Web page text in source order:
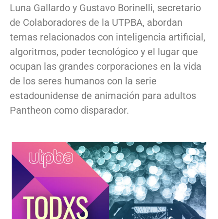
Luna Gallardo y Gustavo Borinelli, secretario
de Colaboradores de la UTPBA, abordan
temas relacionados con inteligencia artificial,
algoritmos, poder tecnológico y el lugar que
ocupan las grandes corporaciones en la vida
de los seres humanos con la serie
estadounidense de animación para adultos
Pantheon como disparador.